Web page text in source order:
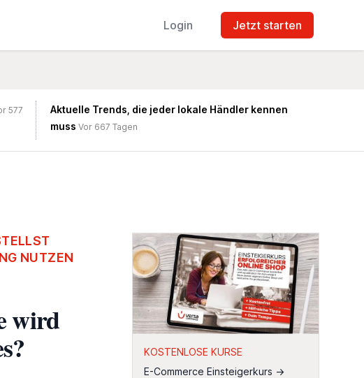
Login Jetzt starten
577
Aktuelle Trends, die jeder lokale Händler kennen
muss Vor 667 Tagen
NUTZEN
wird
KOSTENLOSE KURSE
E-Commerce Einsteigerkurs →